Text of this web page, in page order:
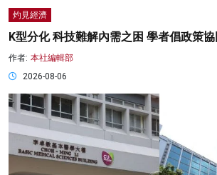
灼見經濟
K型分化 科技難解內需之困 學者倡政策
作者: 本社編輯部
2026-08-06